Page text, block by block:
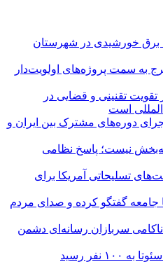
۶۰ مگاوات برق خورشیدی در شهرستان
به سمت پروژه‌های اولویت‌دار
تقویت تقنینی و قضایی در
است
دوره‌های مشترک بین ایران و
نیست؛ پاسخ نظامی
تسلیحاتی آمریکا برای
با جامعه گفتگو کرده و صدای مردم
سربازان رسانه‌ای دشمن
نفر رسید